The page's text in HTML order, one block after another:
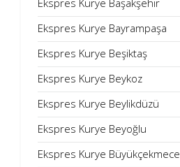
Ekspres Kurye Başakşehir
Ekspres Kurye Bayrampaşa
Ekspres Kurye Beşiktaş
Ekspres Kurye Beykoz
Ekspres Kurye Beylikdüzü
Ekspres Kurye Beyoğlu
Ekspres Kurye Büyükçekmece